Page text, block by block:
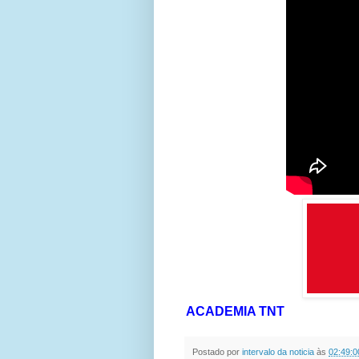
ACADEMIA TNT
Postado por intervalo da noticia às